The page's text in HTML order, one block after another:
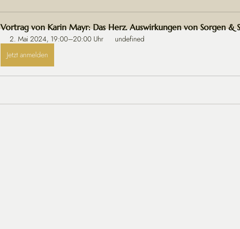
Vortrag von Karin Mayr: Das Herz. Auswirkungen von Sorgen &
2. Mai 2024, 19:00–20:00 Uhr
undefined
Jetzt anmelden